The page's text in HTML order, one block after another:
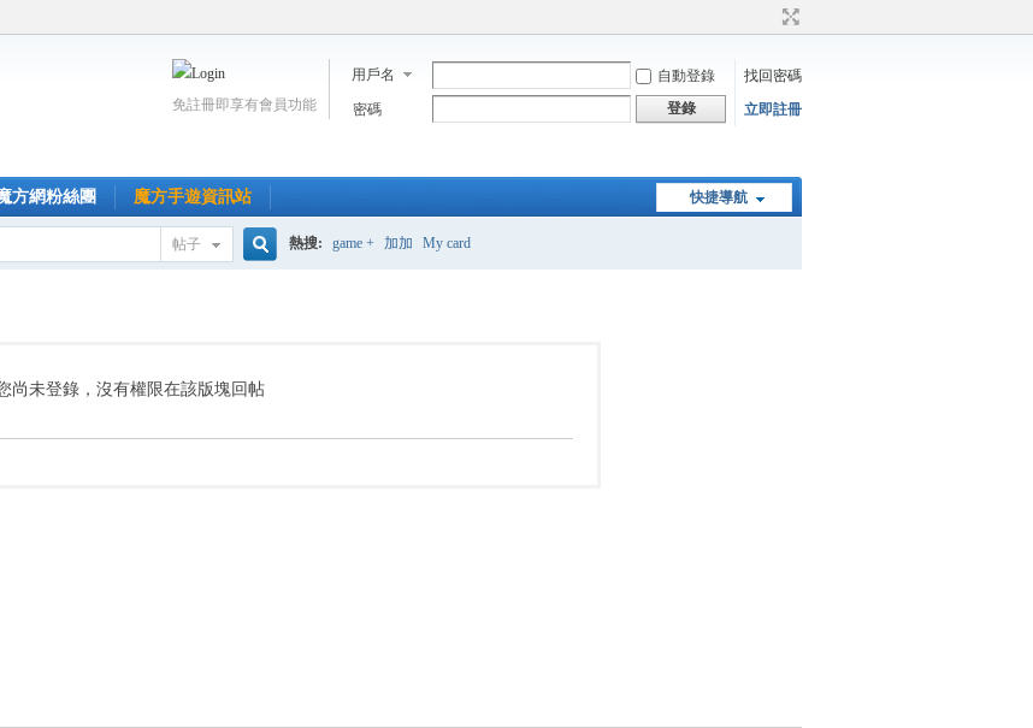
用戶名 自動登錄
找回密碼
密碼
登錄 立即註冊
免註冊即享有會員功能
快捷導航
方網粉絲團 魔方手遊資訊站
帖子
索
熱搜: game + 加加 My card
尚未登錄，沒有權限在該版塊回帖